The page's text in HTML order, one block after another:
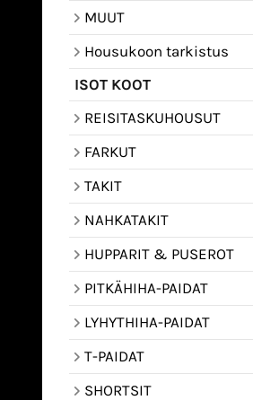
MUUT
Housukoon tarkistus
ISOT KOOT
REISITASKUHOUSUT
FARKUT
TAKIT
NAHKATAKIT
HUPPARIT & PUSEROT
PITKÄHIHA-PAIDAT
LYHYTHIHA-PAIDAT
T-PAIDAT
SHORTSIT